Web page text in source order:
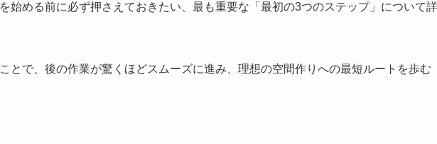
始める前に必ず押さえておきたい、最も重要な「最初の3つのステップ」について詳
とで、後の作業が驚くほどスムーズに進み、理想の空間作りへの最短ルートを歩む